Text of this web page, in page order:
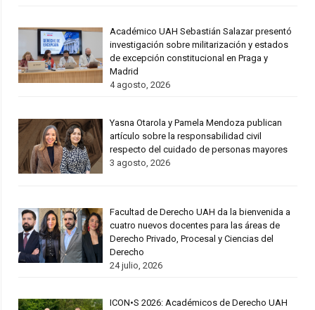
Académico UAH Sebastián Salazar presentó
investigación sobre militarización y estados
de excepción constitucional en Praga y
Madrid
4 agosto, 2026
Yasna Otarola y Pamela Mendoza publican
artículo sobre la responsabilidad civil
respecto del cuidado de personas mayores
3 agosto, 2026
Facultad de Derecho UAH da la bienvenida a
cuatro nuevos docentes para las áreas de
Derecho Privado, Procesal y Ciencias del
Derecho
24 julio, 2026
ICON•S 2026: Académicos de Derecho UAH